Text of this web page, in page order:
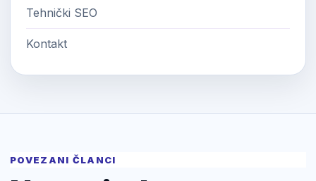
Tehnički SEO
Kontakt
POVEZANI ČLANCI